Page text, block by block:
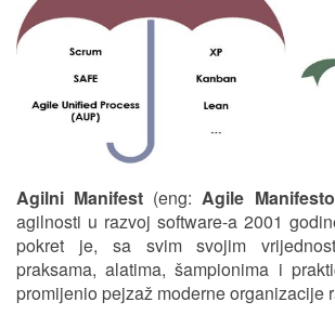
Agilni Manifest (eng:Agile Manifesto
agilnosti u razvoj software-a 2001
pokret je, sa svim svojim
praksama, alatima, šampionima i
promijenio pejzaž moderne organizacije